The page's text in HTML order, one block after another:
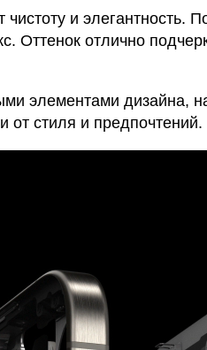
и элегантность.
отлично
элементами дизайна,
от стиля и предпочтений.